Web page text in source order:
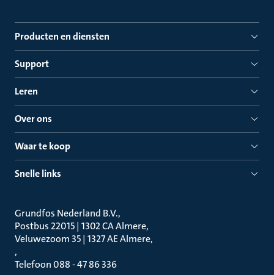
Producten en diensten
Support
Leren
Over ons
Waar te koop
Snelle links
Grundfos Nederland B.V.
Postbus 22015 | 1302 CA Almere
Veluwezoom 35 | 1327 AE Almere
Telefoon 088 - 47 86 336